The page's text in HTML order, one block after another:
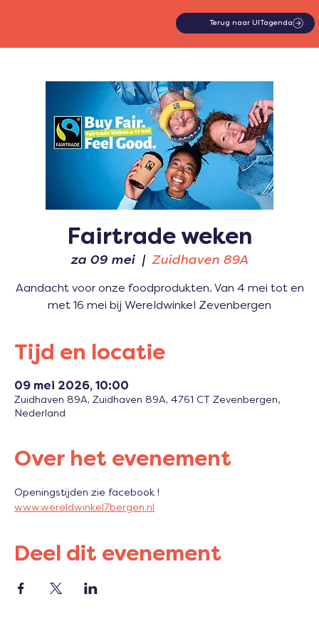
Terug naar UITagenda
Fairtrade weken
za 09 mei
  |
Zuidhaven 89A
Aandacht voor onze foodprodukten. Van 4 mei tot en
met 16 mei bij Wereldwinkel Zevenbergen
Tijd en locatie
09 mei 2026, 10:00
Zuidhaven 89A, Zuidhaven 89A, 4761 CT Zevenbergen,
Nederland
Over het evenement
Openingstijden zie facebook !
www.wereldwinkel7bergen.nl
Deel dit evenement